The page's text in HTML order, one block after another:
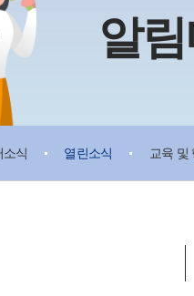
알
소식 열린소식 교육 및